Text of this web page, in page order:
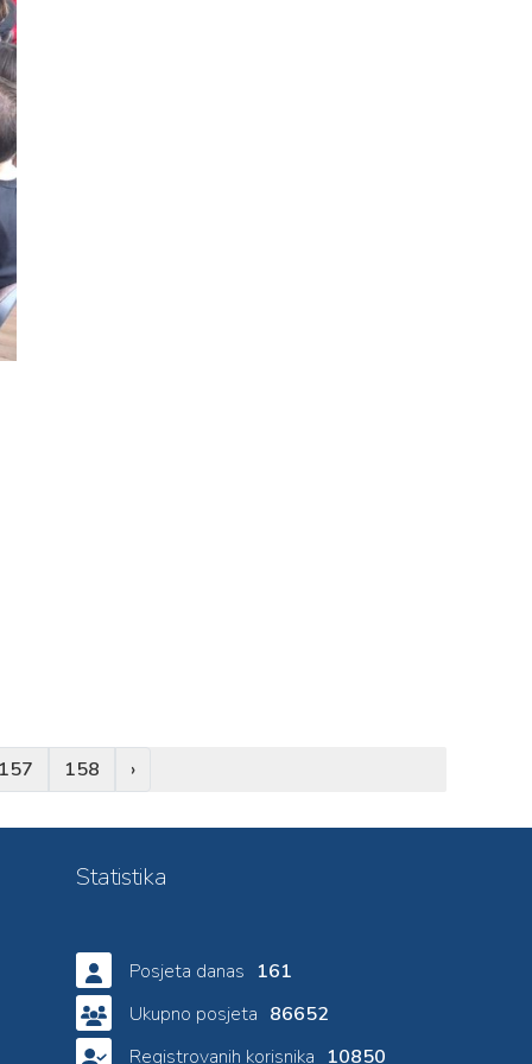
158 ›
Statistika
Posjeta danas 161
Ukupno posjeta 86652
Registrovanih korisnika 10850